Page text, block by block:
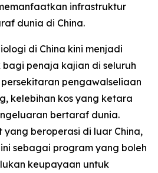
infrastruktur
dunia di China.
di China kini menjadi
penaja kajian di seluruh
pengawalseliaan
kelebihan kos yang ketara
bertaraf dunia.
yang beroperasi di luar China,
sebagai program yang boleh
keupayaan untuk